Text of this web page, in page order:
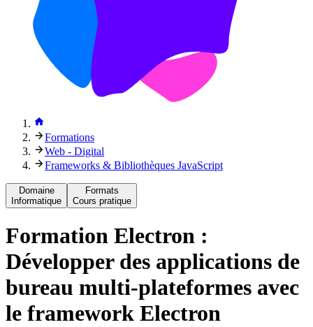
Formations
Web - Digital
Frameworks & Bibliothèques JavaScript
Domaine
Informatique
Formats
Cours pratique
Formation Electron :
Développer des applications de
bureau multi-plateformes avec
le framework Electron